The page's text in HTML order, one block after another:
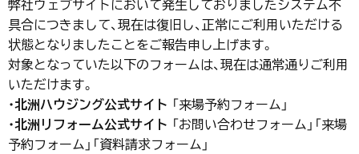
弊社ウェブサイトにおいて発生しておりましたシステム不
具合につきまして、現在は復旧し、正常にご利用いただける
状態となりましたことをご報告申し上げます。
対象となっていた以下のフォームは、現在は通常通りご利用
いただけます。
・北洲ハウジング公式サイト 「来場予約フォーム」
・北洲リフォーム公式サイト 「お問い合わせフォーム」「来場
予約フォーム」「資料請求フォーム」